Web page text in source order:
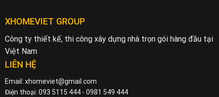
XHOMEVIET GROUP
Công ty thiết kế, thi công xây dựng nhà trọn gói hàng đầu tại
Việt Nam
LIÊN HỆ
Email: xhomeviet@gmail.com
Điện thoại: 093 5115 444 - 0981 549 444